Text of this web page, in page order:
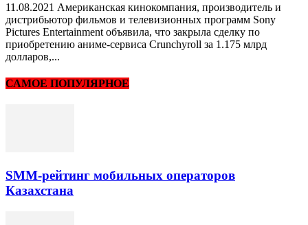
11.08.2021 Американская кинокомпания, производитель и
дистрибьютор фильмов и телевизионных программ Sony
Pictures Entertainment объявила, что закрыла сделку по
приобретению аниме-сервиса Crunchyroll за 1.175 млрд
долларов,...
САМОЕ ПОПУЛЯРНОЕ
SMM-рейтинг мобильных операторов
Казахстана